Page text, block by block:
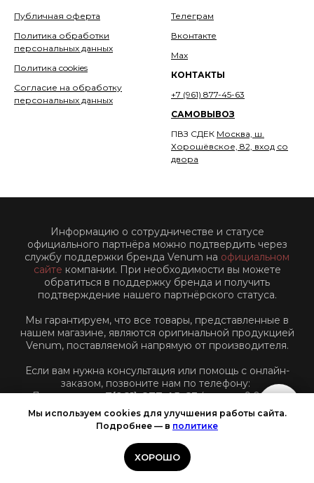
Публичная оферта
Политика обработки
персональных данных
Политика cookies
Согласие на обработку
персональных данных
Телеграм
Вконтакте
Мах
КОНТАКТЫ
+7 (961) 877-45-63
САМОВЫВОЗ
ПВЗ СДЕК Москва, ш.
Хорошёвское, 82, вход со
двора
Информацию о сотрудничестве и статусе
официального партнёра можно подтвердить через
службу поддержки бренда Venum на официальном
сайте компании. При необходимости вы можете
обратиться в поддержку бренда и получить
подтверждение нашего партнёрского статуса.
Мы гарантируем, что все товары, представленные в
нашем магазине, являются оригинальной продукцией
Venum, поставляемой напрямую от производителя.
Если вам нужна консультация или помощь с онлайн-
заказом, позвоните нам по телефону:
Для звонков:+7(961)-877-45-63(пн-пт: с 9:00 до
18:00 по Московскому времени)
Мы используем cookies для улучшения работы сайта.
Подробнее — в политике
ХОРОШО